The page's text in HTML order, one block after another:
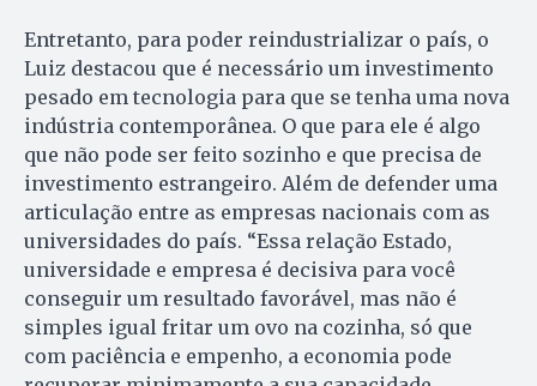
Entretanto, para poder reindustrializar o país, o
Luiz destacou que é necessário um investimento
pesado em tecnologia para que se tenha uma nova
indústria contemporânea. O que para ele é algo
que não pode ser feito sozinho e que precisa de
investimento estrangeiro. Além de defender uma
articulação entre as empresas nacionais com as
universidades do país. “Essa relação Estado,
universidade e empresa é decisiva para você
conseguir um resultado favorável, mas não é
simples igual fritar um ovo na cozinha, só que
com paciência e empenho, a economia pode